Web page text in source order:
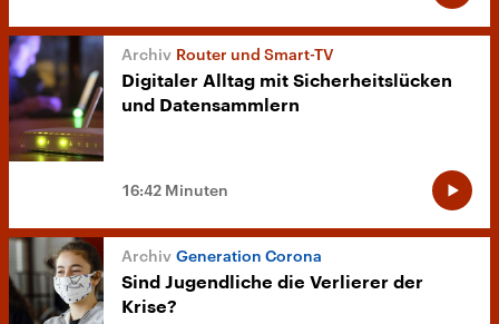
Router und Smart-TV
Digitaler Alltag mit Sicherheitslücken
und Datensammlern
16:42 Minuten
Generation Corona
Sind Jugendliche die Verlierer der
Krise?